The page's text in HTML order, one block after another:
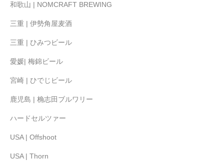
和歌山 | NOMCRAFT BREWING
三重 | 伊勢角屋麦酒
三重 | ひみつビール
愛媛| 梅錦ビール
宮崎 | ひでじビール
鹿児島 | 桷志田ブルワリー
ハードセルツァー
USA | Offshoot
USA | Thorn